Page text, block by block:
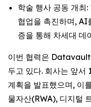
학술 행사 공동 개최
협업을 촉진하며, AI
증을 통해 차세대 데
이번 협력은 Datavault
두고 있다. 회사는 앞서
계획을 발표했으며, 이
물자산(RWA), 디지털